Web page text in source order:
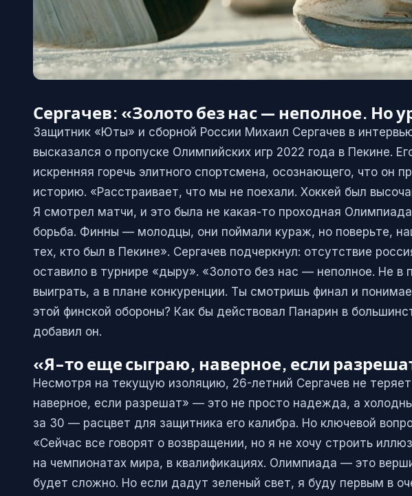
Сергачев: «Золото без нас — неполное. Но
Защитник «Юты» и сборной России Михаил Сергачев в
высказался о пропуске Олимпийских игр 2022 года в Пекине.
искренняя горечь элитного спортсмена, осознающего, что он
историю. «Расстраивает, что мы не поехали. Хоккей был
Я смотрел матчи, и это была не какая-то проходная
борьба. Финны — молодцы, они поймали кураж, но поверьте,
тех, кто был в Пекине». Сергачев подчеркнул: отсутствие
оставило в турнире «дыру». «Золото без нас — неполное. Не в
выиграть, а в плане конкуренции. Ты смотришь финал и
этой финской обороны? Как бы действовал Панарин в
добавил он.
«Я-то еще сыграю, наверное, если
Несмотря на текущую изоляцию, 26-летний Сергачев не
наверное, если разрешат» — это не просто надежда, а
за 30 — расцвет для защитника его калибра. Но ключевой
«Сейчас все говорят о возвращении, но я не хочу строить
на чемпионатах мира, в квалификациях. Олимпиада — это
будет сложно. Но если дадут зеленый свет, я буду первым в